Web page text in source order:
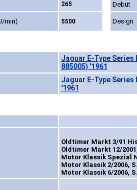
265 Debüt
min) 5500 Design
Jaguar E-Type Series
885005) '1961
Jaguar E-Type Series
'1961
Oldtimer Markt 3/91
Oldtimer Markt 12/
Motor Klassik Spezial
Motor Klassik 2/2006,
Motor Klassik 6/2006,